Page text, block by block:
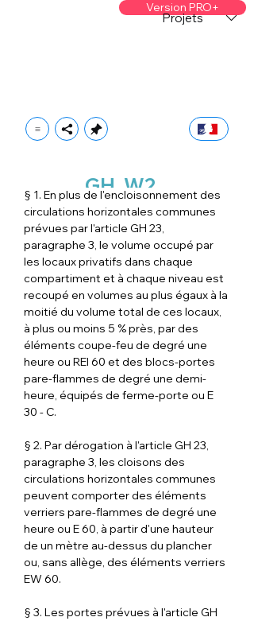
Version PRO+
Projets
GH W2
§ 1. En plus de l'encloisonnement des
circulations horizontales communes
prévues par l'article GH 23,
paragraphe 3, le volume occupé par
les locaux privatifs dans chaque
compartiment et à chaque niveau est
recoupé en volumes au plus égaux à la
moitié du volume total de ces locaux,
à plus ou moins 5 % près, par des
éléments coupe-feu de degré une
heure ou REI 60 et des blocs-portes
pare-flammes de degré une demi-
heure, équipés de ferme-porte ou E
30 - C.
§ 2. Par dérogation à l'article GH 23,
paragraphe 3, les cloisons des
circulations horizontales communes
peuvent comporter des éléments
verriers pare-flammes de degré une
heure ou E 60, à partir d'une hauteur
de un mètre au-dessus du plancher
ou, sans allège, des éléments verriers
EW 60.
§ 3. Les portes prévues à l'article GH